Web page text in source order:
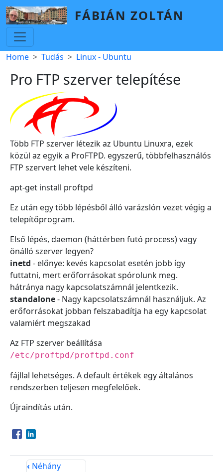
Skip to main content
FÁBIÁN ZOLTÁN
Breadcrumb
Home Tudás Linux - Ubuntu
Pro FTP szerver telepítése
Több FTP szerver létezik az Ubuntu Linuxra, ezek
közül az egyik a ProFTPD. egyszerű, többfelhasználós
FTP szervert lehet vele készíteni.
apt-get install proftpd
Ez után egy több lépésből álló varázslón vezet végig a
telepítőprogram.
Első lépés, daemon (háttérben futó process) vagy
önálló szerver legyen?
inetd - előnye: kevés kapcsolat esetén jobb így
futtatni, mert erőforrásokat spórolunk meg.
hátránya nagy kapcsolatszámnál jelentkezik.
standalone- Nagy kapcsolatszámnál használjuk. Az
erőforrásokat jobban felszabadítja ha egy kapcsolat
valamiért megszakad
Az FTP szerver beállítása
/etc/proftpd/proftpd.conf
fájllal lehetséges. A default értékek egy általános
rendszerben teljesen megfelelőek.
Újraindítás után.
Opens in a new window
Opens in a new window
‹ Néhány